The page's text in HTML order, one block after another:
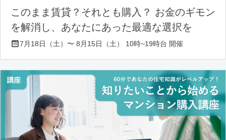
このまま賃貸？それとも購入？ お金のギモン
を解消し、あなたにあった最適な選択を
7月18日（土）〜 8月15日（土） 10時~19時台 開催